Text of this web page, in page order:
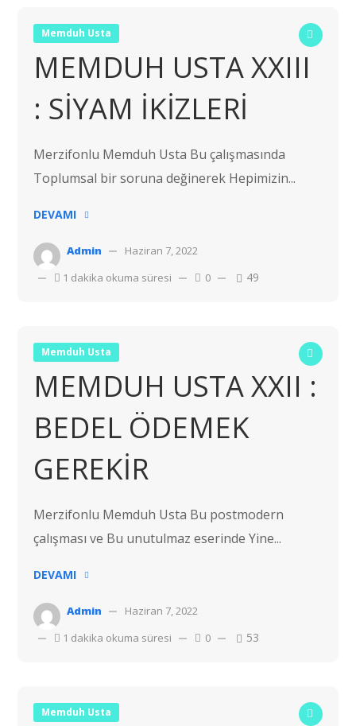
Memduh Usta
MEMDUH USTA XXIII
: SİYAM İKİZLERİ
Merzifonlu Memduh Usta Bu çalışmasında
Toplumsal bir soruna değinerek Hepimizin...
DEVAMI
Admin
Haziran 7, 2022
1 dakika okuma süresi
0 49
Memduh Usta
MEMDUH USTA XXII :
BEDEL ÖDEMEK
GEREKİR
Merzifonlu Memduh Usta Bu postmodern
çalışması ve Bu unutulmaz eserinde Yine...
DEVAMI
Admin
Haziran 7, 2022
1 dakika okuma süresi
0 53
Memduh Usta